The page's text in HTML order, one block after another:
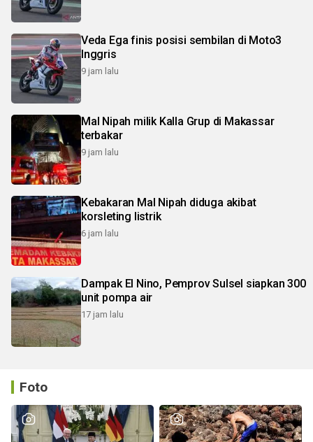
Veda Ega finis posisi sembilan di Moto3
Inggris
9 jam lalu
Mal Nipah milik Kalla Grup di Makassar
terbakar
9 jam lalu
Kebakaran Mal Nipah diduga akibat
korsleting listrik
6 jam lalu
Dampak El Nino, Pemprov Sulsel siapkan 300
unit pompa air
17 jam lalu
Foto